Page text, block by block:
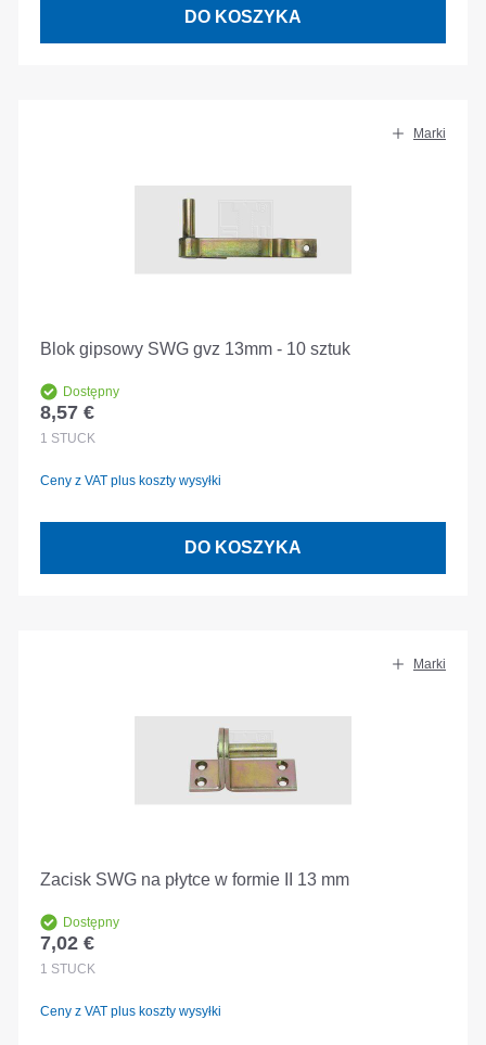
DO KOSZYKA
Marki
Blok gipsowy SWG gvz 13mm - 10 sztuk
Dostępny
Cena regularna:
8,57 €
1 STÜCK
Ceny z VAT plus koszty wysyłki
DO KOSZYKA
Marki
Zacisk SWG na płytce w formie II 13 mm
Dostępny
Cena regularna:
7,02 €
1 STÜCK
Ceny z VAT plus koszty wysyłki